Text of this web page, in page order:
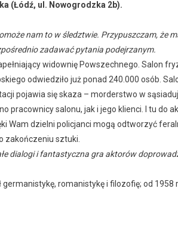
(Łódź, ul. Nowogrodzka 2b).
nam to w śledztwie. Przypuszczam, że
zadawać pytania podejrzanym.
widownię Powszechnego. Salon
odwiedziło już ponad 240.000 osób.
pojawia się skaza – morderstwo w
pracownicy salonu, jak i jego klienci. I tu do
Wam dzielni policjanci mogą odtworzyć
zakończeniu sztuki.
dialogi i fantastyczna gra aktorów
germanistykę, romanistykę i filozofię; od